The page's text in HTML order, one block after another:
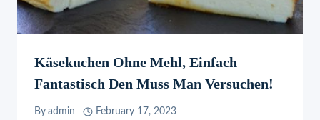
Käsekuchen Ohne Mehl, Einfach
Fantastisch Den Muss Man Versuchen!
By admin February 17, 2023